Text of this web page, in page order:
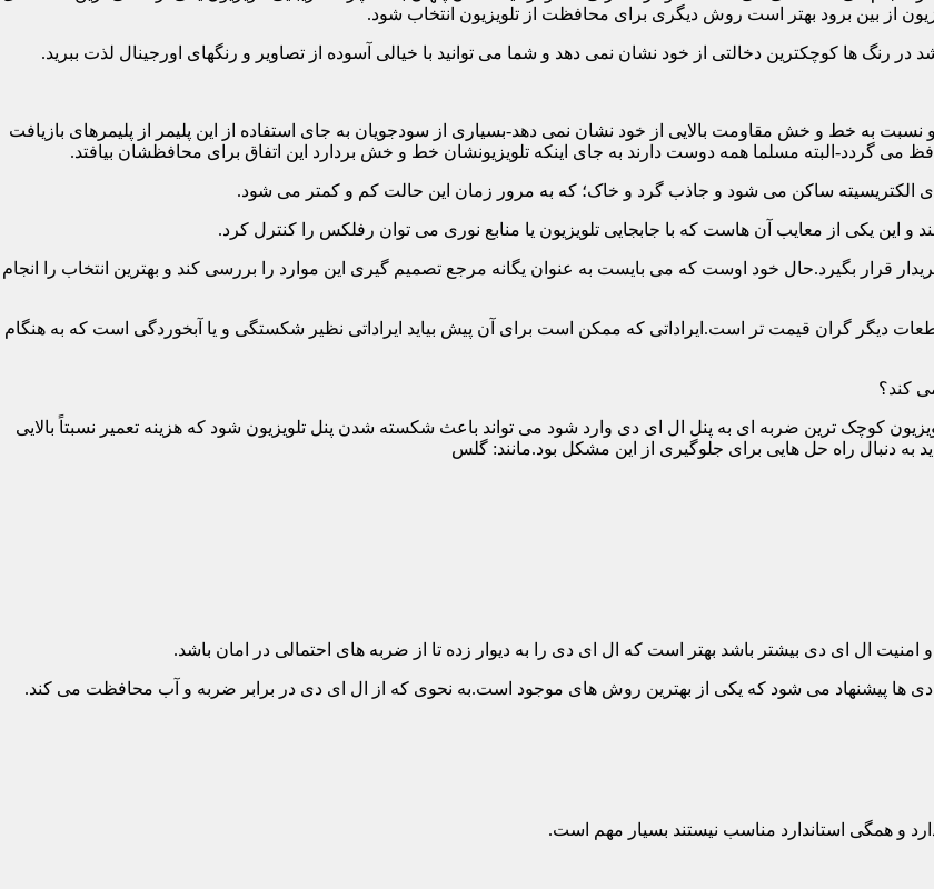
از بین برود بهتر است روش دیگری برای محافظت از تلویزیون انتخاب شود.
به خط و خش مقاومت بالایی از خود نشان نمی دهد-بسیاری از سودجویان به جای استفاده از این پلیمر از پلیمرهای بازیافت
البته مسلما همه دوست دارند به جای اینکه تلویزیونشان خط و خش بردارد این اتفاق برای محافظشان بیافتد.
قرار بگیرد.حال خود اوست که می بایست به عنوان یگانه مرجع تصمیم گیری این موارد را بررسی کند و بهترین انتخاب را انجام
دیگر گران قیمت تر است.ایراداتی که ممکن است برای آن پیش بیاید ایراداتی نظیر شکستگی و یا آبخوردگی است که به هنگام
کند؟
کوچک ترین ضربه ای به پنل ال ای دی وارد شود می تواند باعث شکسته شدن پنل تلویزیون شود که هزینه تعمیر نسبتاً بالایی
به دنبال راه حل هایی برای جلوگیری از این مشکل بود.مانند: گلس
امنیت ال ای دی بیشتر باشد بهتر است که ال ای دی را به دیوار زده تا از ضربه های احتمالی در امان باشد.
پیشنهاد می شود که یکی از بهترین روش های موجود است.به نحوی که از ال ای دی در برابر ضربه و آب محافظت می کند.
و همگی استاندارد مناسب نیستند بسیار مهم است.